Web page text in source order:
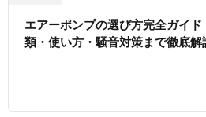
エアーポンプの選び方完全ガイド
類・使い方・騒音対策まで徹底解